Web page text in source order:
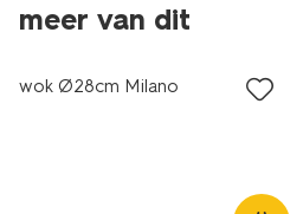
meer van dit
wok Ø28cm Milano